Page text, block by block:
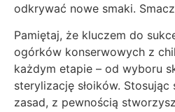
odkrywać nowe smaki.
Pamiętaj, że kluczem do
ogórków konserwowych z
każdym etapie – od wyboru
sterylizację słoików.
zasad, z pewnością